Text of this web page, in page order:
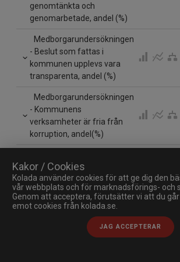
Kakor / Cookies
Kolada använder cookies för att ge dig den
vår webbplats och för marknadsförings- och
Genom att acceptera, förutsätter vi att du
emot cookies från kolada.se.
JAG ACCEPTERAR
genomtänkta och
genomarbetade, andel (%)
Medborgarundersökningen
- Beslut som fattas i
kommunen upplevs vara
transparenta, andel (%)
Medborgarundersökningen
- Kommunens
verksamheter är fria från
korruption, andel(%)
- Förtroende för
kommunens politiker, andel
(%)
- Förtroende för riksdagens
politiker, andel (%)